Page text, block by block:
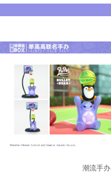
潮流手办